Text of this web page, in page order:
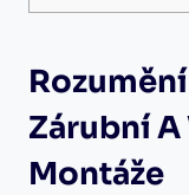
Zárubní A
Montáže